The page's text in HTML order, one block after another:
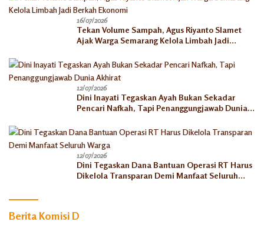
16/07/2026
Tekan Volume Sampah, Agus Riyanto Slamet
Ajak Warga Semarang Kelola Limbah Jadi
12/07/2026
Dini Inayati Tegaskan Ayah Bukan Sekadar
Pencari Nafkah, Tapi Penanggungjawab Dunia
12/07/2026
Dini Tegaskan Dana Bantuan Operasi RT Harus
Dikelola Transparan Demi Manfaat Seluruh
Berita Komisi D